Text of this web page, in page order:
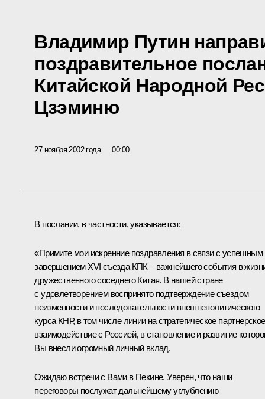
Владимир Путин
поздравительное
Китайской Народной
Цзэминю
27 ноября 2002 года 00:00
В послании, в частности, указывается:
«Примите мои искренние поздравления в связи с успешным
завершением XVI съезда КПК – важнейшего события в
дружественного соседнего Китая. В нашей стране
с удовлетворением воспринято подтверждение съездом
неизменности и последовательности внешнеполитического
курса КНР, в том числе линии на стратегическое партнерское
взаимодействие с Россией, в становление и развитие
Вы внесли огромный личный вклад.
Ожидаю встречи с Вами в Пекине. Уверен, что наши
переговоры послужат дальнейшему углублению